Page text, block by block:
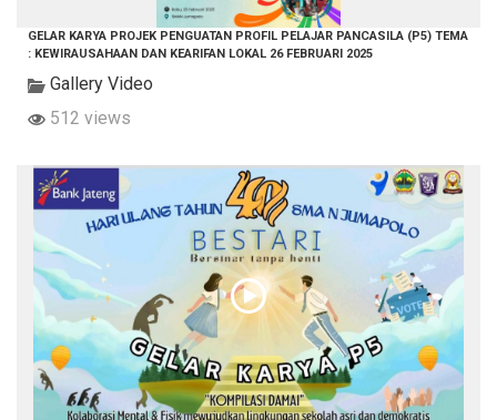
GELAR KARYA PROJEK PENGUATAN PROFIL PELAJAR PANCASILA (P5) TEMA
: KEWIRAUSAHAAN DAN KEARIFAN LOKAL 26 FEBRUARI 2025
Gallery Video
512 views